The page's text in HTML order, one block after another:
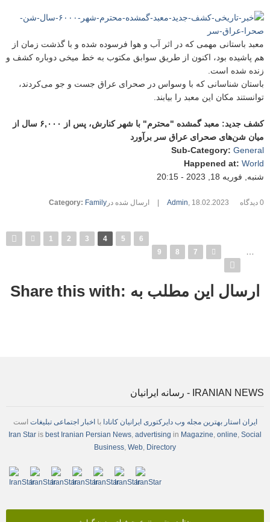
معبد باستانی مهمی که در اثر آب و هوا فرسوده شده و با گذشت زمان از
هم پاشیده بود، اکنون از طریق سوابق مکتوب به خط میخی دوباره کشف و
زنده شده است.
باستان شناسانی که با وسواس در صحرای عراق جست و جو می‌کردند،
توانستند مکان این معبد را بیابند.
کشف جدید: معبد گمشده "محترم" با شهر کنارش، پس از ۶,۰۰۰ سال از
میان شن‌های صحرای عراق سر برآورد
Sub-Category: General
Happened at: World
شنبه, فوریه 18, 2023 - 20:15
Admin 18.02.2023
| ارسال شده در Category: Family 0 دیدگاه
صفحه‌ها 1 2 3 4 5
6
7
8
9
Share this with: ارسال این مطلب به
IRANIAN NEWS - رسانه ایرانیان
ایران استار بهترین مجله وب دایرکتوری ایرانیان کانادا بااخبار اجتماعی تبلیغات است
Iran Star is best Iranian Persian News advertising in Magazine online Social
Business Web Directory